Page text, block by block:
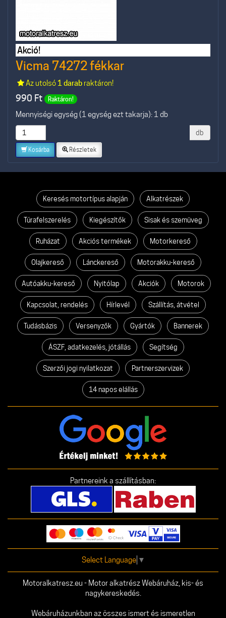
Akció!
Vicma 74272 fékkar
Az utolsó 1 darabraktáron!
990 Ft Raktáron!
Mennyiségi egység (1 egység ezt takarja): 1 db
db
Kosárba Részletek
Keresés motortípus alapján Alkatrészek
Túrafelszerelés Kiegészítők Sisak és szemüveg
Ruházat Akciós termékek Motorkereső
Olajkereső Lánckereső Motorakku-kereső
Autóakku-kereső Nyitólap Akciók Motorok
Kapcsolat, rendelés Hírlevél Szállítás, átvétel
Tudásbázis Versenyzők Gyártók Bannerek
ÁSZF, adatkezelés, jótállás Segítség
Szerzői jogi nyilatkozat Partnerszervizek
14 napos elállás
Partnereink a szállításban:
Select Language ▼
Motoralkatresz.eu - Motor alkatrész Webáruház, kis- és
nagykereskedés.
Webáruházunkban az összes ismert és ismeretlen